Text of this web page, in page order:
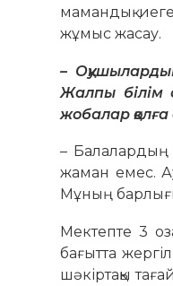
мамандық
жұмыс жасау.
–
Жалпы білім
жобалар
– Балалардың
жаман емес.
Мұның барлығы
Мектепте 3
бағытта
шәкіртақы